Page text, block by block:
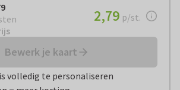
€ 2,79per stuk
2,79 p/st.
Bewerk je kaart
volledig te personaliseren